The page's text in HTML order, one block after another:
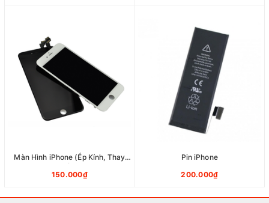
Màn Hình iPhone (Ép Kính, Thay
Màn)
150.000₫
Pin iPhone
200.000₫